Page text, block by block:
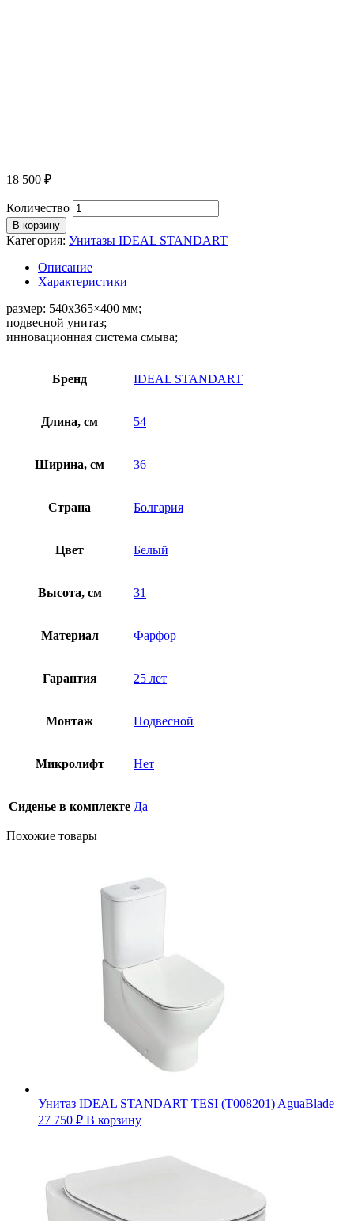
18 500 ₽
Количество
В корзину
Категория: Унитазы IDEAL STANDART
Описание
Характеристики
размер: 540х365×400 мм;
подвесной унитаз;
инновационная система смыва;
Бренд IDEAL STANDART
Длина, см 54
Ширина, см 36
Страна Болгария
Цвет Белый
Высота, см 31
Материал Фарфор
Гарантия 25 лет
Монтаж Подвесной
Микролифт Нет
Сиденье в комплекте Да
Похожие товары
Унитаз IDEAL STANDART TESI (T008201) AguaBlade
27 750 ₽ В корзину